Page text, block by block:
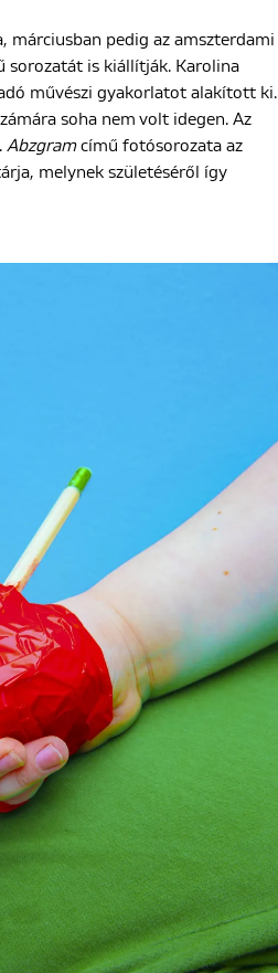
márciusban pedig az amszterdami
sorozatát is kiállítják. Karolina
művészi gyakorlatot alakított ki.
soha nem volt idegen. Az
Abzgramcímű fotósorozata az
melynek születéséről így